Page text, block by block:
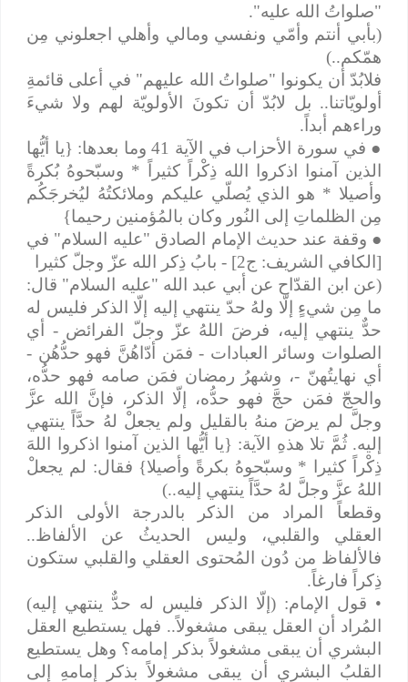
"صلواتُ الله عليه".
(بأبي أنتم وأمّي ونفسي ومالي وأهلي اجعلوني مِن
همّكم..)
فلابُدّ أن يكونوا "صلواتُ الله عليهم" في أعلى قائمةِ
أولويّاتنا.. بل لابُدّ أن تكونَ الأولويّة لهم ولا شيءَ
وراءهم أبداً.
●
في سورة الأحزاب في الآية 41 وما بعدها: {يا أيُّها
الذين آمنوا اذكروا الله ذِكْراً كثيراً * وسبّحوهُ بُكرةً
وأصيلا * هو الذي يُصلّي عليكم وملائكتُهُ ليُخرجَكُم
مِن الظلماتِ إلى النُور وكان بالمُؤمنين رحيما}
●وقفة عند حديث الإمام الصادق "عليه السلام" في
[الكافي الشريف: ج2] - بابُ ذِكر الله عزّ وجلّ كثيرا
(عن ابن القدّاح عن أبي عبد الله "عليه السلام" قال:
ما مِن شيءٍ إلّا ولهُ حدّ ينتهي إليه إلّا الذكر فليس له
حدٌّ ينتهي إليه، فرضَ اللهُ عزّ وجلّ الفرائض - أي
الصلوات وسائر العبادات - فمَن أدّاهُنَّ فهو حدُّهُن -
أي نهايتُهنّ -، وشهرُ رمضان فمَن صامه فهو حدُّه،
والحجّ فمَن حجَّ فهو حدُّه، إلّا الذكر، فإنَّ الله عزَّ
وجلَّ لم يرضَ منهُ بالقليل ولم يجعلْ لهُ حدَّاً ينتهي
إليه. ثُمَّ تلا هذهِ الآية: {يا أيُّها الذين آمنوا اذكروا اللهَ
ذِكْراً كثيرا * وسبّحوهُ بكرةً وأصيلا} فقال: لم يجعلْ
اللهُ عزَّ وجلَّ لهُ حدَّاً ينتهي إليه..)
وقطعاً المراد من الذكر بالدرجة الأولى الذكر
العقلي والقلبي، وليس الحديثُ عن الألفاظ..
فالألفاظ من دُون المُحتوى العقلي والقلبي ستكون
ذِكراً فارغاً.
• قول الإمام: (إلّا الذكر فليس له حدٌّ ينتهي إليه)
المُراد أن العقل يبقى مشغولاً.. فهل يستطيع العقل
البشري أن يبقى مشغولاً بذكر إمامه؟ وهل يستطيع
القلبُ البشري أن يبقى مشغولاً بذكر إمامهِ إلى